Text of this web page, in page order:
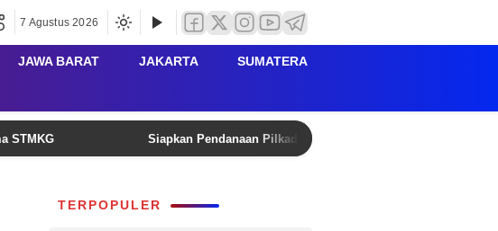
7 Agustus 2026
JAWA BARAT JAKARTA SUMATERA
STMKG Siapkan Pendanaan Pilkada Lebak 2029, Kanwil Kemenkum
TERPOPULER